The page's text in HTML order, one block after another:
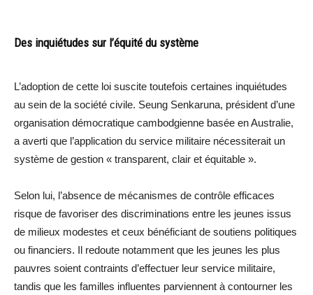
Des inquiétudes sur l’équité du système
L’adoption de cette loi suscite toutefois certaines inquiétudes
au sein de la société civile. Seung Senkaruna, président d’une
organisation démocratique cambodgienne basée en Australie,
a averti que l’application du service militaire nécessiterait un
système de gestion « transparent, clair et équitable ».
Selon lui, l’absence de mécanismes de contrôle efficaces
risque de favoriser des discriminations entre les jeunes issus
de milieux modestes et ceux bénéficiant de soutiens politiques
ou financiers. Il redoute notamment que les jeunes les plus
pauvres soient contraints d’effectuer leur service militaire,
tandis que les familles influentes parviennent à contourner les